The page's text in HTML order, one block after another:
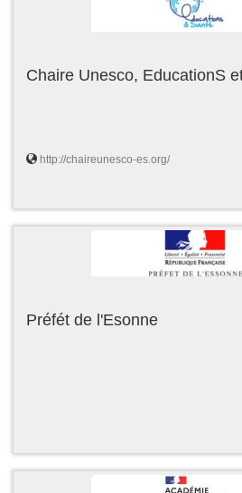
Chaire Unesco, EducationS
http://chaireunesco-es.org/
Préfét de l'Esonne